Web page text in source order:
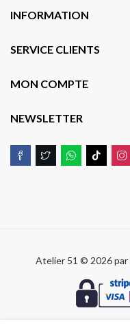
INFORMATION
SERVICE CLIENTS
MON COMPTE
NEWSLETTER
Atelier 51 © 2026 par